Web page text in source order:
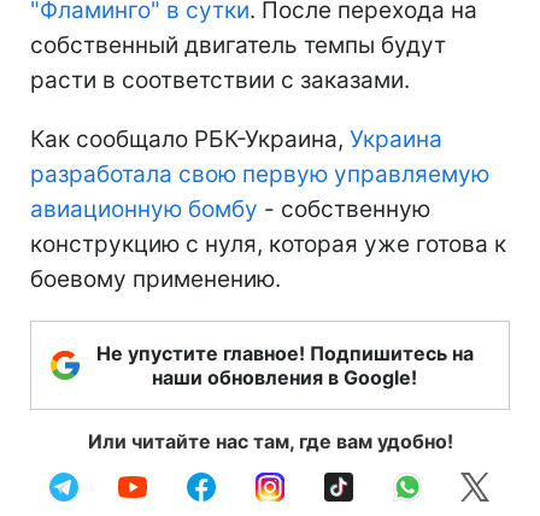
"Фламинго" в сутки. После перехода на
собственный двигатель темпы будут
расти в соответствии с заказами.
Как сообщало РБК-Украина, Украина
разработала свою первую управляемую
авиационную бомбу - собственную
конструкцию с нуля, которая уже готова к
боевому применению.
Не упустите главное! Подпишитесь на
наши обновления в Google!
Или читайте нас там, где вам удобно!